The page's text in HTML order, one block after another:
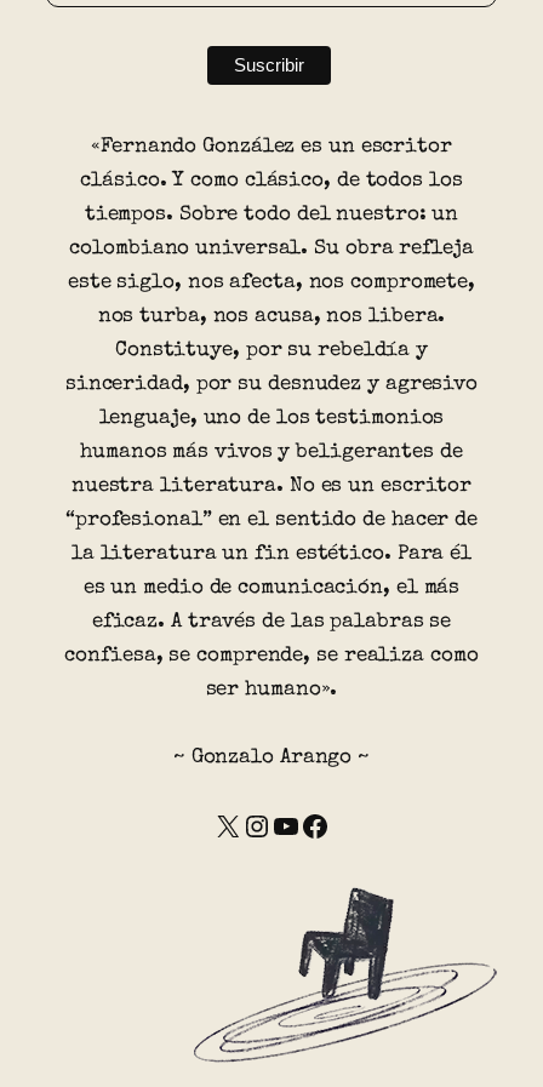
«Fernando González es un escritor
clásico. Y como clásico, de todos los
tiempos. Sobre todo del nuestro: un
colombiano universal. Su obra refleja
este siglo, nos afecta, nos compromete,
nos turba, nos acusa, nos libera.
Constituye, por su rebeldía y
sinceridad, por su desnudez y agresivo
lenguaje, uno de los testimonios
humanos más vivos y beligerantes de
nuestra literatura. No es un escritor
“profesional” en el sentido de hacer de
la literatura un fin estético. Para él
es un medio de comunicación, el más
eficaz. A través de las palabras se
confiesa, se comprende, se realiza como
ser humano».
~ Gonzalo Arango ~
X Instagram YouTube Facebook